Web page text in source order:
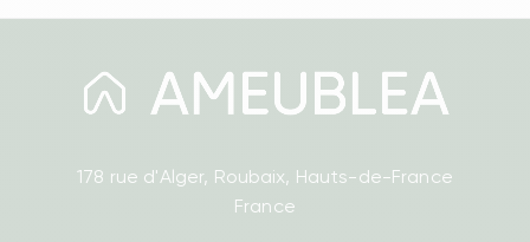
178 rue d'Alger, Roubaix, Hauts-de-France
France